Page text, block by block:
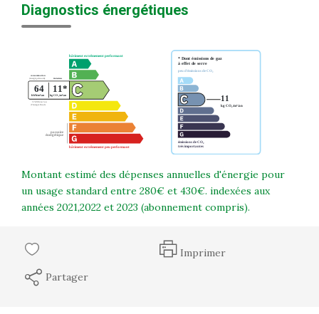
Diagnostics énergétiques
Montant estimé des dépenses annuelles d'énergie pour
un usage standard entre 280€ et 430€. indexées aux
années 2021,2022 et 2023 (abonnement compris).
Imprimer
Partager